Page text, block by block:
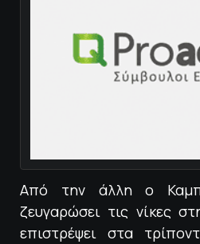
Από την άλλη ο
ζευγαρώσει τις νίκες
επιστρέψει στα